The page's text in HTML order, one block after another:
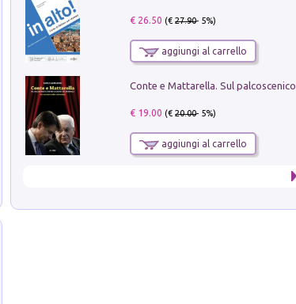
€ 26.50 (€27.90- 5%)
aggiungi al carrello
€ 19.00 (€20.00- 5%)
aggiungi al carrello